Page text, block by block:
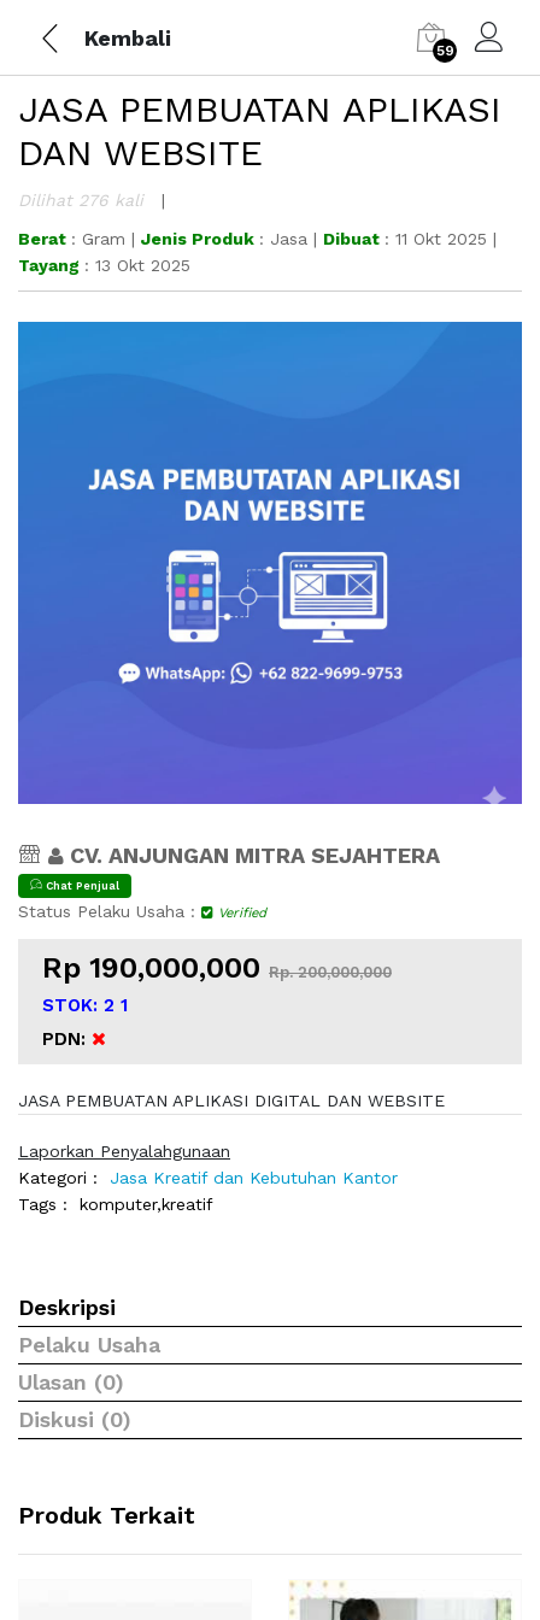
Kembali
59
JASA PEMBUATAN APLIKASI
DAN WEBSITE
Dilihat 276 kali
Berat : Gram | Jenis Produk : Jasa | Dibuat : 11 Okt 2025 |
Tayang : 13 Okt 2025
CV. ANJUNGAN MITRA SEJAHTERA
Chat Penjual
Status Pelaku Usaha : Verified
Rp 190,000,000 Rp. 200,000,000
STOK: 2 1
PDN:
JASA PEMBUATAN APLIKASI DIGITAL DAN WEBSITE
Laporkan Penyalahgunaan
Kategori :
Jasa Kreatif dan Kebutuhan Kantor
Tags :
komputer,kreatif
Deskripsi
Pelaku Usaha
Ulasan (0)
Diskusi (0)
Produk Terkait